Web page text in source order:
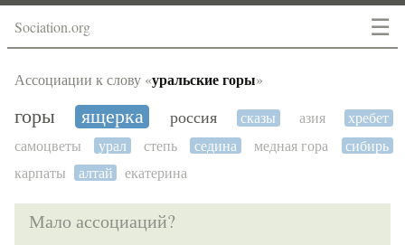
☰
Sociation.org
Ассоциации к слову «уральские горы»
горы ящерка россия сказы азия
хребет
самоцветы
урал степь седина медная гора
сибирь
карпаты
алтай екатерина
Мало ассоциаций?